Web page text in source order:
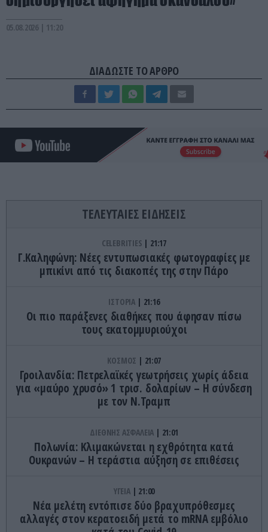
05.08.2026 | 11:20
ΔΙΑΔΩΣΤΕ ΤΟ ΑΡΘΡΟ
ΤΕΛΕΥΤΑΙΕΣ ΕΙΔΗΣΕΙΣ
CELEBRITIES 21:17
Γ.Καληφώνη: Νέες εντυπωσιακές φωτογραφίες με
μπικίνι από τις διακοπές της στην Πάρο
ΙΣΤΟΡΙΑ 21:16
Οι πιο παράξενες διαθήκες που άφησαν πίσω
τους εκατομμυριούχοι
ΚΟΣΜΟΣ 21:07
Γροιλανδία: Πετρελαϊκές γεωτρήσεις χωρίς άδεια
για «μαύρο χρυσό» 1 τρισ. δολαρίων – Η σύνδεση
με τον Ν.Τραμπ
ΔΙΕΘΝΗΣ ΑΣΦΑΛΕΙΑ 21:01
Πολωνία: Κλιμακώνεται η εχθρότητα κατά
Ουκρανών – Η τεράστια αύξηση σε επιθέσεις
ΥΓΕΙΑ 21:00
Νέα μελέτη εντόπισε δύο βραχυπρόθεσμες
αλλαγές στον κερατοειδή μετά το mRNA εμβόλιο